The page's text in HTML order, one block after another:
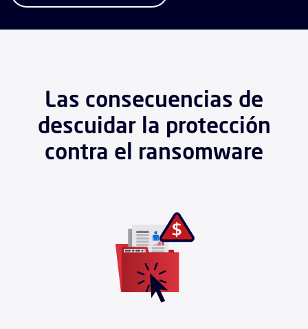
Las consecuencias de
descuidar la protección
contra el ransomware